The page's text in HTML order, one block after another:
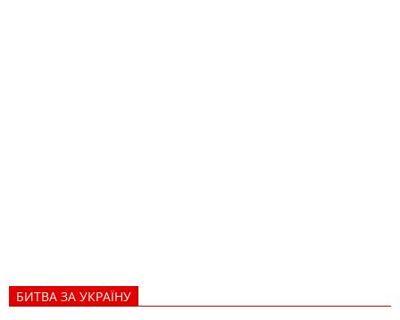
БИТВА ЗА УКРАЇНУ